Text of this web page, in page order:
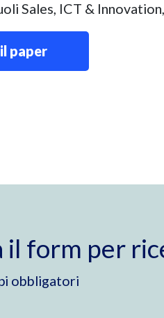
Sales, ICT &
paper
il form per
obbligatori